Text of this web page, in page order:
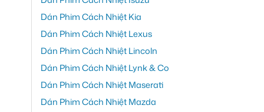
Dán Phim Cách Nhiệt Kia
Dán Phim Cách Nhiệt Lexus
Dán Phim Cách Nhiệt Lincoln
Dán Phim Cách Nhiệt Lynk & Co
Dán Phim Cách Nhiệt Maserati
Dán Phim Cách Nhiệt Mazda